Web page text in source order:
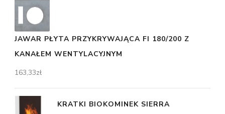
JAWAR PŁYTA PRZYKRYWAJĄCA FI 180/200 Z
KANAŁEM WENTYLACYJNYM
163,33zł
KRATKI BIOKOMINEK SIERRA